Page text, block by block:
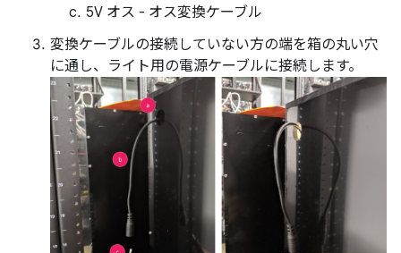
5V オス - オス変換ケーブル
変換ケーブルの接続していない方の端を箱の丸い穴
に通し、ライト用の電源ケーブルに接続します。